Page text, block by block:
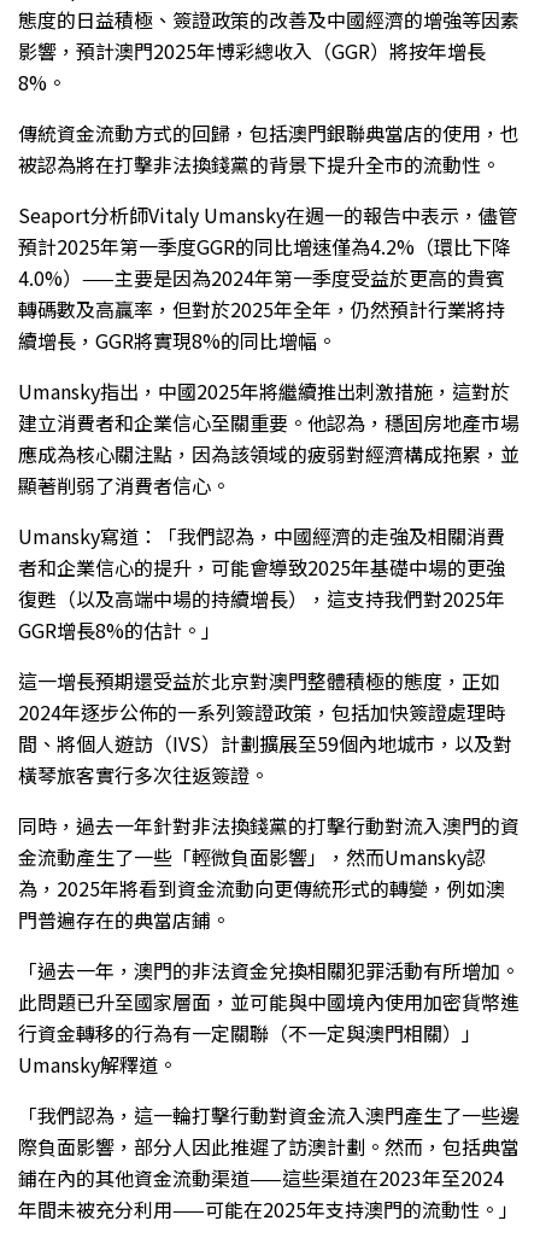
態度的日益積極、簽證政策的改善及中國經濟的增強等因素
影響，預計澳門2025年博彩總收入（GGR）將按年增長
8%。
傳統資金流動方式的回歸，包括澳門銀聯典當店的使用，也
被認為將在打擊非法換錢黨的背景下提升全市的流動性。
Seaport分析師Vitaly Umansky在週一的報告中表示，儘管
預計2025年第一季度GGR的同比增速僅為4.2%（環比下降
4.0%）——主要是因為2024年第一季度受益於更高的貴賓
轉碼數及高贏率，但對於2025年全年，仍然預計行業將持
續增長，GGR將實現8%的同比增幅。
Umansky指出，中國2025年將繼續推出刺激措施，這對於
建立消費者和企業信心至關重要。他認為，穩固房地產市場
應成為核心關注點，因為該領域的疲弱對經濟構成拖累，並
顯著削弱了消費者信心。
Umansky寫道：「我們認為，中國經濟的走強及相關消費
者和企業信心的提升，可能會導致2025年基礎中場的更強
復甦（以及高端中場的持續增長），這支持我們對2025年
GGR增長8%的估計。」
這一增長預期還受益於北京對澳門整體積極的態度，正如
2024年逐步公佈的一系列簽證政策，包括加快簽證處理時
間、將個人遊訪（IVS）計劃擴展至59個內地城市，以及對
橫琴旅客實行多次往返簽證。
同時，過去一年針對非法換錢黨的打擊行動對流入澳門的資
金流動產生了一些「輕微負面影響」，然而Umansky認
為，2025年將看到資金流動向更傳統形式的轉變，例如澳
門普遍存在的典當店鋪。
「過去一年，澳門的非法資金兌換相關犯罪活動有所增加。
此問題已升至國家層面，並可能與中國境內使用加密貨幣進
行資金轉移的行為有一定關聯（不一定與澳門相關）」
Umansky解釋道。
「我們認為，這一輪打擊行動對資金流入澳門產生了一些邊
際負面影響，部分人因此推遲了訪澳計劃。然而，包括典當
鋪在內的其他資金流動渠道——這些渠道在2023年至2024
年間未被充分利用——可能在2025年支持澳門的流動性。」